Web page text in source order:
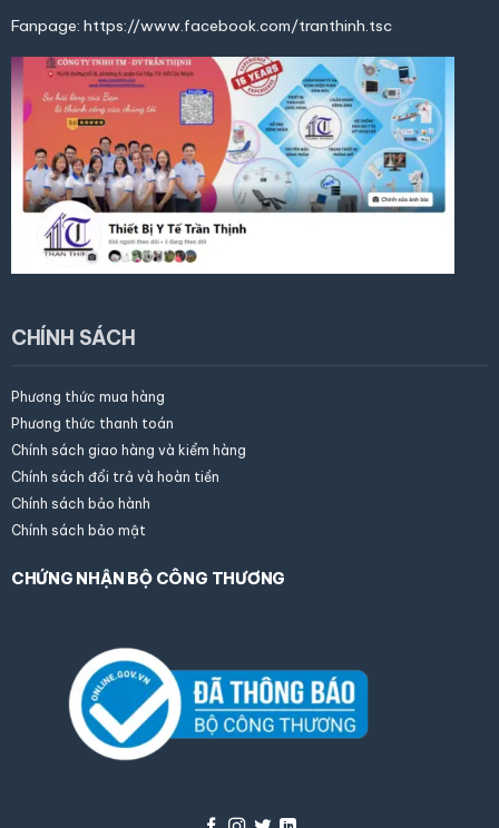
Fanpage: https://www.facebook.com/tranthinh.tsc
CHÍNH SÁCH
Phương thức mua hàng
Phương thức thanh toán
Chính sách giao hàng và kiểm hàng
Chính sách đổi trả và hoàn tiền
Chính sách bảo hành
Chính sách bảo mật
CHỨNG NHẬN BỘ CÔNG THƯƠNG
AI
Trần Thịnh
Assistant
Trực tuyến
Họ tên của bạn
Địa chỉ Email